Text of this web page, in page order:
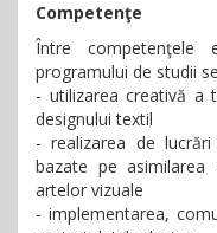
Competenţe
Între competenţele
programului de studii
- utilizarea creativă a
designului textil
- realizarea de
bazate pe
artelor vizuale
- implementarea,